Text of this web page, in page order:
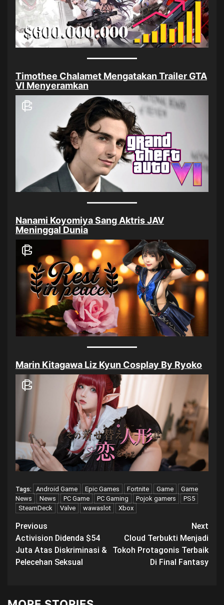
Timothee Chalamet Mengatakan Trailer GTA
VI Menyeramkan
Nanami Koyomiya Sang Aktris JAV
Meninggal Dunia
Marin Kitagawa Liz Kyun Cosplay By Ryoko
Tags: Android Game Epic Games Fortnite Game
Game
News
News PC Game PC Gaming Pojok gamers
PS5
SteamDeck
Valve wawaslot Xbox
Post
navigation
Previous
Activision Didenda $54
Juta Atas Diskriminasi &
Pelecehan Seksual
Next
Cloud Terbukti Menjadi
Tokoh Protagonis Terbaik
Di Final Fantasy